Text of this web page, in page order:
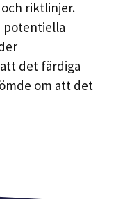
riktlinjer.
potentiella
det färdiga
om att det